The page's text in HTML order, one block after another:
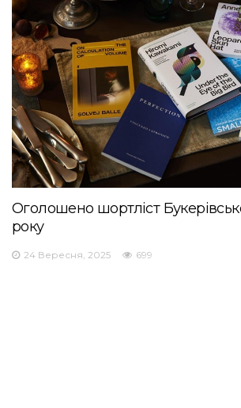
Оголошено шортліст
року
24 Вересня, 2025 699